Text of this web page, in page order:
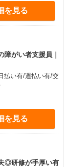
を見る
障がい者支援員｜
払い有/週払い有/交
を見る
◎研修が手厚い有